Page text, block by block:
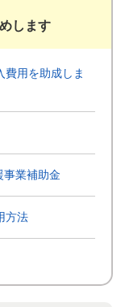
します
費用を助成しま
事業補助金
方法